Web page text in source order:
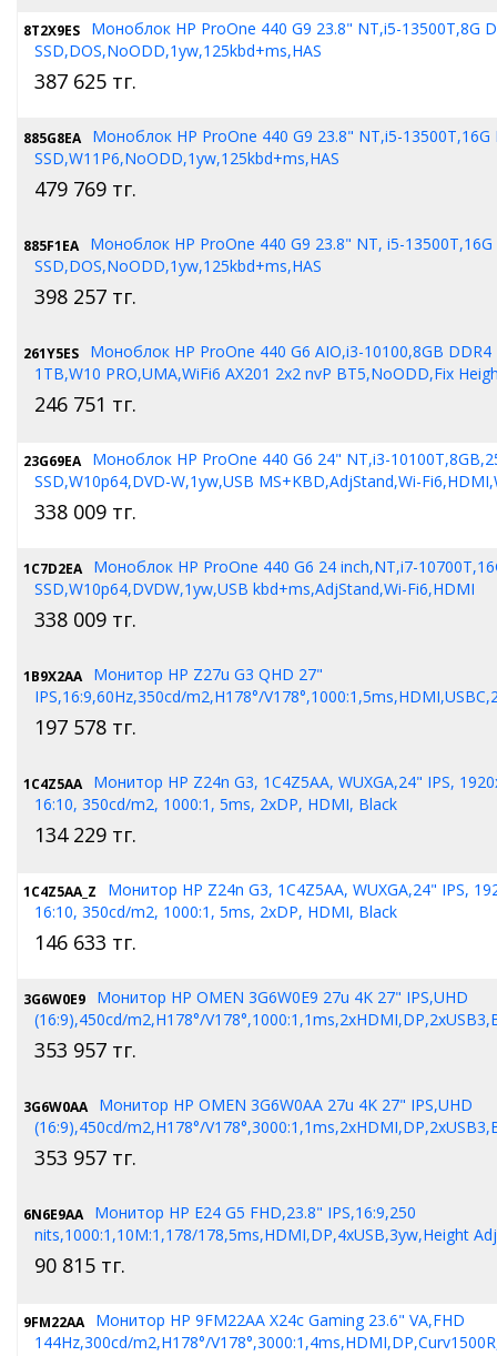
8T2X9ES
Моноблок HP ProOne 440 G9 23.8" NT,i5-13500T,8G
SSD,DOS,NoODD,1yw,125kbd+ms,HAS
387 625 тг.
885G8EA
Моноблок HP ProOne 440 G9 23.8" NT,i5-13500T,16G
SSD,W11P6,NoODD,1yw,125kbd+ms,HAS
479 769 тг.
885F1EA
Моноблок HP ProOne 440 G9 23.8" NT, i5-13500T,16G
SSD,DOS,NoODD,1yw,125kbd+ms,HAS
398 257 тг.
261Y5ES
Моноблок HP ProOne 440 G6 AIO,i3-10100,8GB DDR4
1TB,W10 PRO,UMA,WiFi6 AX201 2x2 nvP BT5,NoODD,Fix
246 751 тг.
23G69EA
Моноблок HP ProOne 440 G6 24" NT,i3-
SSD,W10p64,DVD-W,1yw,USB MS+KBD,AdjStand,Wi-
338 009 тг.
1C7D2EA
Моноблок HP ProOne 440 G6 24 inch,NT,i7-
SSD,W10p64,DVDW,1yw,USB kbd+ms,AdjStand,Wi-Fi6,HDMI
338 009 тг.
1B9X2AA
Монитор HP Z27u G3 QHD 27"
IPS,16:9,60Hz,350cd/m2,H178°/
197 578 тг.
1C4Z5AA
Монитор HP Z24n G3, 1C4Z5AA, WUXGA,24" IPS,
16:10, 350cd/m2, 1000:1, 5ms, 2xDP, HDMI, Black
134 229 тг.
1C4Z5AA_Z
Монитор HP Z24n G3, 1C4Z5AA, WUXGA,24" IPS,
16:10, 350cd/m2, 1000:1, 5ms, 2xDP, HDMI, Black
146 633 тг.
3G6W0E9
Монитор HP OMEN 3G6W0E9 27u 4K 27" IPS,UHD
(16:9),450cd/m2,H178°/
353 957 тг.
3G6W0AA
Монитор HP OMEN 3G6W0AA 27u 4K 27" IPS,UHD
(16:9),450cd/m2,H178°/
353 957 тг.
6N6E9AA
Монитор HP E24 G5 FHD,23.8" IPS,16:9,250
nits,1000:1,10M:1,178/178,5ms,HDMI,DP,4xUSB,3yw,Height
90 815 тг.
9FM22AA
Монитор HP 9FM22AA X24c Gaming 23.6" VA,FHD
144Hz,300cd/m2,H178°/